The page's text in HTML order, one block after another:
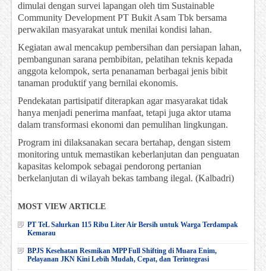
dimulai dengan survei lapangan oleh tim Sustainable
Community Development PT Bukit Asam Tbk bersama
perwakilan masyarakat untuk menilai kondisi lahan.
Kegiatan awal mencakup pembersihan dan persiapan lahan,
pembangunan sarana pembibitan, pelatihan teknis kepada
anggota kelompok, serta penanaman berbagai jenis bibit
tanaman produktif yang bernilai ekonomis.
Pendekatan partisipatif diterapkan agar masyarakat tidak
hanya menjadi penerima manfaat, tetapi juga aktor utama
dalam transformasi ekonomi dan pemulihan lingkungan.
Program ini dilaksanakan secara bertahap, dengan sistem
monitoring untuk memastikan keberlanjutan dan penguatan
kapasitas kelompok sebagai pendorong pertanian
berkelanjutan di wilayah bekas tambang ilegal. (Kalbadri)
MOST VIEW ARTICLE
PT TeL Salurkan 115 Ribu Liter Air Bersih untuk Warga Terdampak
Kemarau
BPJS Kesehatan Resmikan MPP Full Shifting di Muara Enim,
Pelayanan JKN Kini Lebih Mudah, Cepat, dan Terintegrasi